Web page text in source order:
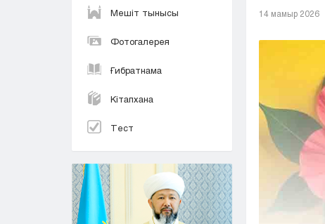
Мешіт тынысы
Фотогалерея
Ғибратнама
Кітапхана
Тест
14 мамыр 2026